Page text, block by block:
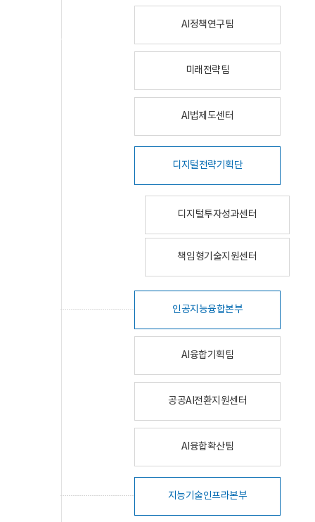
AI정책연구팀
미래전략팀
AI법제도센터
디지털전략기획단
디지털투자성과센터
책임형기술지원센터
인공지능융합본부
AI융합기획팀
공공AI전환지원센터
AI융합확산팀
지능기술인프라본부